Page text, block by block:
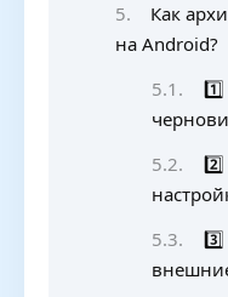
Как
на Android?